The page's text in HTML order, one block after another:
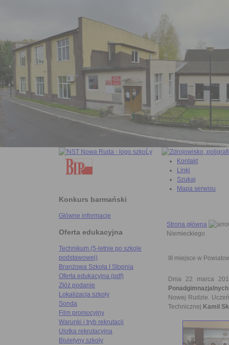
Konkurs barmański
Główne informacje
Oferta edukacyjna
Technikum (5-letnie po szkole
podstawowej)
Branżowa Szkoła I Stopnia
Oferta edukacyjna (pdf)
Złóż podanie
Lokalizacja szkoły
Sonda
Film promocyjny
Warunki i tryb rekrutacji
Ulotka rekrutacyjna
Biuletyny szkoły
Kontakt
Linki
Szukaj
Mapa serwisu
Strona główna
Niemieckiego
III miejsce w
Dnia 22 marca
Nowej Rudzie.
Technicznej Kamil